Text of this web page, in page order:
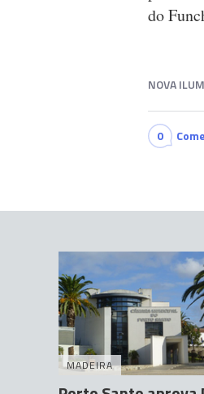
do
NOVA
0
MADEIRA